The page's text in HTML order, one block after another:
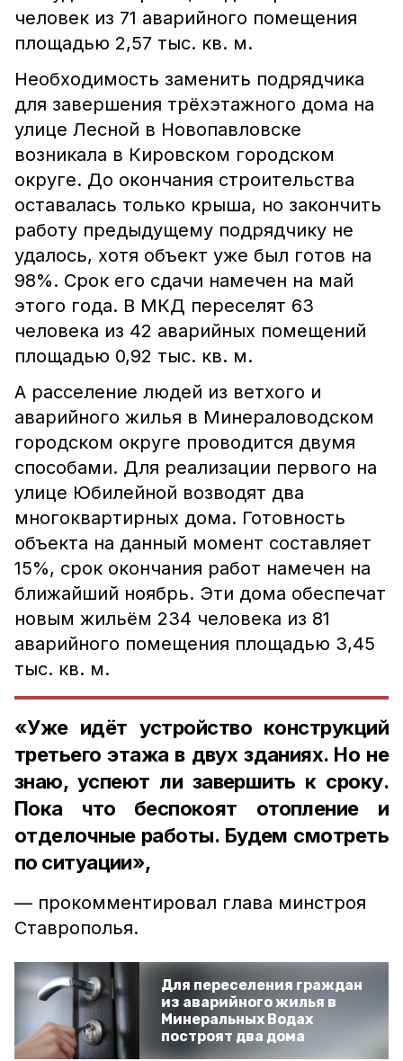
человек из 71 аварийного помещения
площадью 2,57 тыс. кв. м.
Необходимость заменить подрядчика
для завершения трёхэтажного дома на
улице Лесной в Новопавловске
возникала в Кировском городском
округе. До окончания строительства
оставалась только крыша, но закончить
работу предыдущему подрядчику не
удалось, хотя объект уже был готов на
98%. Срок его сдачи намечен на май
этого года. В МКД переселят 63
человека из 42 аварийных помещений
площадью 0,92 тыс. кв. м.
А расселение людей из ветхого и
аварийного жилья в Минераловодском
городском округе проводится двумя
способами. Для реализации первого на
улице Юбилейной возводят два
многоквартирных дома. Готовность
объекта на данный момент составляет
15%, срок окончания работ намечен на
ближайший ноябрь. Эти дома обеспечат
новым жильём 234 человека из 81
аварийного помещения площадью 3,45
тыс. кв. м.
«Уже идёт устройство конструкций
третьего этажа в двух зданиях. Но не
знаю, успеют ли завершить к сроку.
Пока что беспокоят отопление и
отделочные работы. Будем смотреть
по ситуации»,
— прокомментировал глава минстроя
Ставрополья.
Для переселения граждан
из аварийного жилья в
Минеральных Водах
построят два дома